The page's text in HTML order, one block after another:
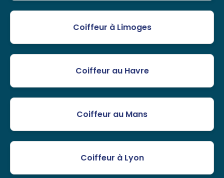
Coiffeur à Limoges
Coiffeur au Havre
Coiffeur au Mans
Coiffeur à Lyon